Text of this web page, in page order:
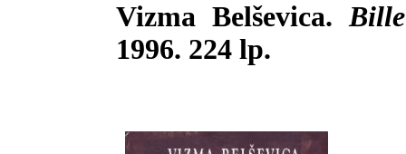
Vizma Belševica.
1996. 224 lp.